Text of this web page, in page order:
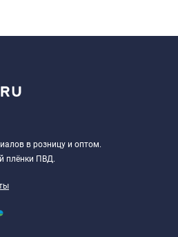
в розницу и оптом.
плёнки ПВД.